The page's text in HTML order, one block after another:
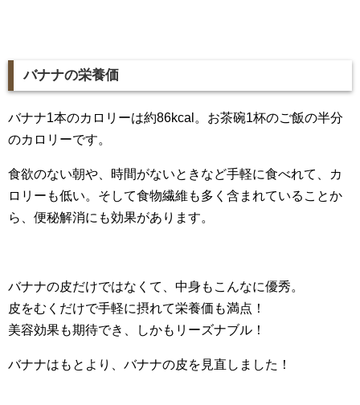
バナナの栄養価
バナナ1本のカロリーは約86kcal。お茶碗1杯のご飯の半分
のカロリーです。
食欲のない朝や、時間がないときなど手軽に食べれて、カ
ロリーも低い。そして食物繊維も多く含まれていることか
ら、便秘解消にも効果があります。
バナナの皮だけではなくて、中身もこんなに優秀。
皮をむくだけで手軽に摂れて栄養価も満点！
美容効果も期待でき、しかもリーズナブル！
バナナはもとより、バナナの皮を見直しました！